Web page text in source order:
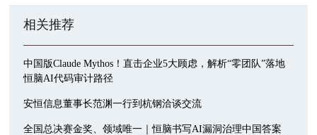
相关推荐
中国版Claude Mythos！直击企业5大顾虑，解析“零团队”落地
恒脑AI代码审计路径
安恒信息董事长范渊一行到杭钢洽谈交流
全国总决赛金奖、领域唯一｜恒脑书写AI漏洞治理中国答案